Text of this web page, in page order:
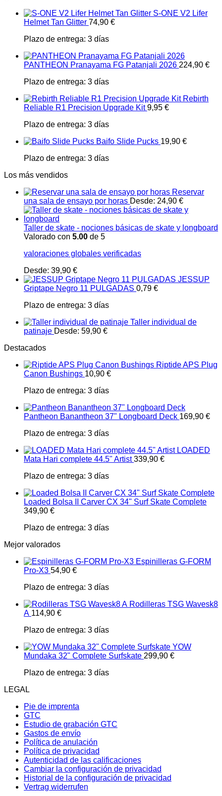
S-ONE V2 Lifer
Helmet Tan Glitter 74,90 €
Plazo de entrega: 3 días
PANTHEON Pranayama FG Patanjali 2026 224,90 €
Plazo de entrega: 3 días
Rebirth
Reliable R1 Precision Upgrade Kit 9,95 €
Plazo de entrega: 3 días
Baifo Slide Pucks 19,90 €
Plazo de entrega: 3 días
Los más vendidos
Reservar
una sala de ensayo por horas Desde: 24,90 €
Taller de skate - nociones básicas de skate y longboard
Valorado con 5.00 de 5
valoraciones globales verificadas
Desde: 39,90 €
JESSUP
Griptape Negro 11 PULGADAS 0,79 €
Plazo de entrega: 3 días
Taller individual de
patinaje Desde: 59,90 €
Destacados
Riptide APS Plug
Canon Bushings 10,90 €
Plazo de entrega: 3 días
Pantheon Banantheon 37" Longboard Deck 169,90 €
Plazo de entrega: 3 días
LOADED
Mata Hari complete 44.5" Artist 339,90 €
Plazo de entrega: 3 días
Loaded Bolsa II Carver CX 34" Surf Skate Complete
349,90 €
Plazo de entrega: 3 días
Mejor valorados
Espinilleras G-FORM
Pro-X3 54,90 €
Plazo de entrega: 3 días
Rodilleras TSG Wavesk8
A 114,90 €
Plazo de entrega: 3 días
YOW
Mundaka 32" Complete Surfskate 299,90 €
Plazo de entrega: 3 días
LEGAL
Pie de imprenta
GTC
Estudio de grabación GTC
Gastos de envío
Política de anulación
Política de privacidad
Autenticidad de las calificaciones
Cambiar la configuración de privacidad
Historial de la configuración de privacidad
Vertrag widerrufen